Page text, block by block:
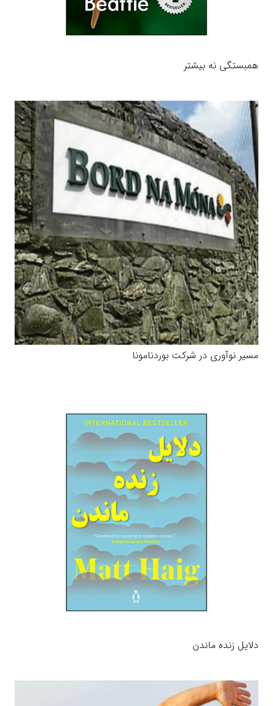
همبستگی نه بیشتر
مسیر نوآوری در شرکت بوردنامونا
دلایل زنده ماندن